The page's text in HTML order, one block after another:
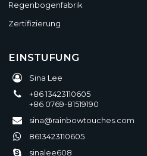
Regenbogenfabrik
Zertifizierung
EINSTUFUNG
Sina Lee
+86 13423110605
+86 0769-81519190
sina@rainbowtouches.com
8613423110605
sinalee608